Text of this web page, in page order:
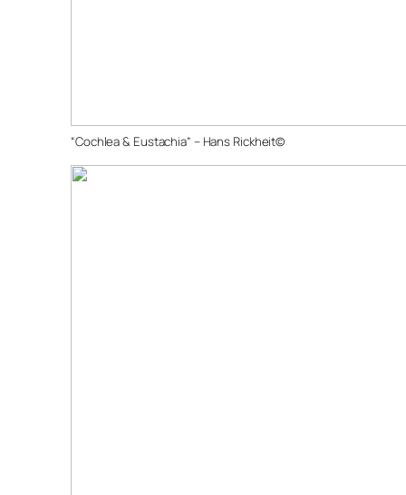
“Cochlea & Eustachia” – Hans Rickheit©